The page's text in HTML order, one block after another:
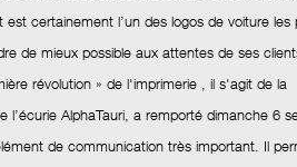
est certainement l’un des logos de voiture les
de mieux possible aux attentes de ses
révolution » de l'imprimerie , il s'agit de la
l’écurie AlphaTauri, a remporté dimanche 6
de communication très important. Il